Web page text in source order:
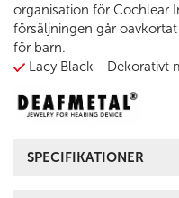
organisation för Cochlear
försäljningen går
för barn.
Lacy Black - Dekorativt
SPECIFIKATIONER